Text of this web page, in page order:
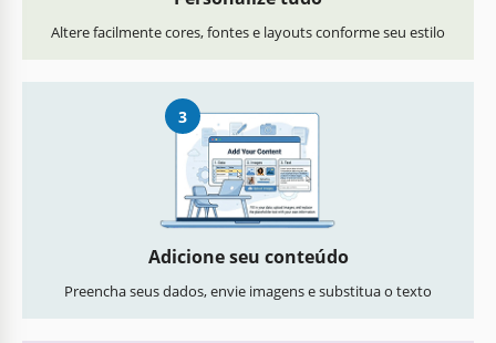
Altere facilmente cores, fontes e layouts conforme seu estilo
3
Adicione seu conteúdo
Preencha seus dados, envie imagens e substitua o texto